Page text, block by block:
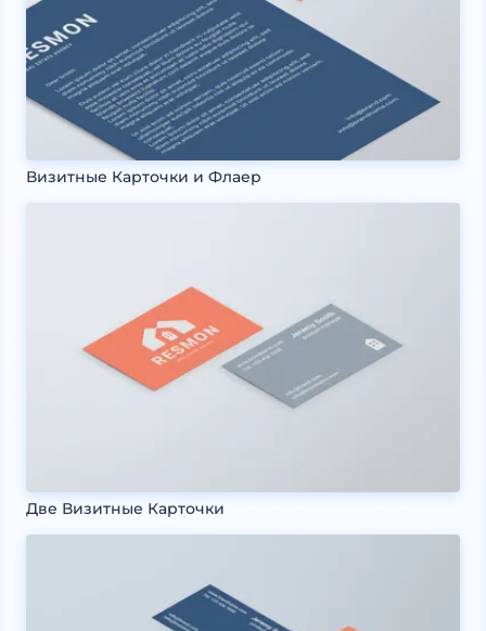
Визитные Карточки и Флаер
Две Визитные Карточки